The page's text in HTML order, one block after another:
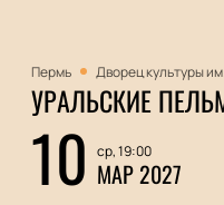
Пермь Дворец культуры
УРАЛЬСКИЕ
10 ср, 19:00
МАР 2027